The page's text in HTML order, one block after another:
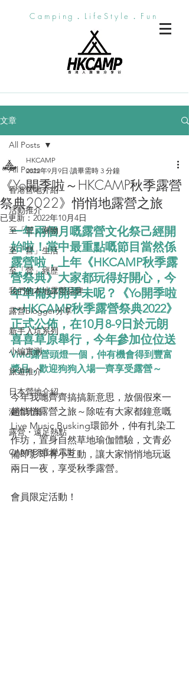
Camping．LifeStyle．Fun
文章
All Posts
香港營地介紹
活動推介
至「營」潮物
至「營」生活
至「營」經歷
我們的本地露營品牌
露營blogger分享
新手入坑系列
小編實測
旅遊推介
日本營地介紹
潮流玩樂
露營・遠足熱點
CAMPER音樂電影
All Posts
《Yo開季啦～HKCAMP秋季露營
祭典2022》悄悄地露營之旅
HKCAMP
2022年9月9日 讀畢需時 3 分鐘
已更新： 2022年10月4日
一年兩個月嘅露營文化祭己經開
始啦！當中最重點嘅節目當然係
露營啦，上年《HKCAMP秋季露
營祭典》大家都玩得好開心，今
年準備好開季未呢？《Yo開季啦
～HKCAMP秋季露營祭典2022》
正式公佈，在10月8-9日於元朗
喜喜草原舉行，今年參加位位送
Vivid露營頭燈一個，仲有機會得到豐富
獎品，歡迎狗狗入場一齊享受露營～
今年我哋齊齊搞搞新意思，放個假來一
趟悄悄露營之旅～除咗有大家都鐘意嘅
Live Music Busking環節外，仲有扎染工
作坊，置身自然草地瑜伽體驗，文青必
備即影即有小互動，讓大家悄悄地玩返
兩日一夜，享受秋季露營。
會員限定活動！